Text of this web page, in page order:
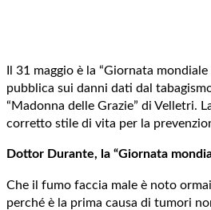
Il 31 maggio è la “Giornata
pubblica sui danni dati dal
“Madonna delle Grazie” di Velletri.
corretto stile di vita per la
Dottor Durante, la “Giornata
Che il fumo faccia male è noto
perché è la prima causa di tumori